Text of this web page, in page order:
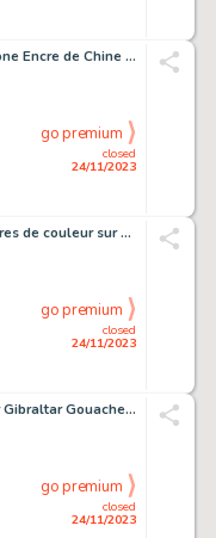
Jerry Spring - Fort Red Stone Encre de Chine sur papier...
closed
24/11/2023
go premium
Marie Jade - Charade Encres de couleur sur papier pour...
closed
24/11/2023
go premium
Bruce J. Hawker - Cap sur Gibraltar Gouache sur papier...
closed
24/11/2023
go premium